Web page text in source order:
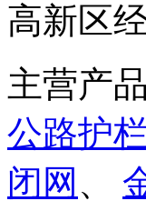
高新区
主营产
公路护
闭网 、